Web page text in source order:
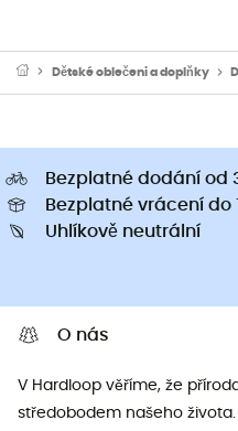
Dětské oblečeni a doplňky
Bezplatné dodání od
Bezplatné vrácení do
Uhlíkově neutrální
O nás
V Hardloop věříme, že
středobodem našeho